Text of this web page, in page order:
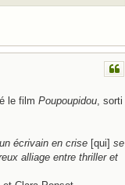
le film Poupoupidou, sorti
écrivain en crise [qui] se
alliage entre thriller et